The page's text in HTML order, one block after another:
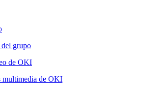
del grupo
de OKI
multimedia de OKI